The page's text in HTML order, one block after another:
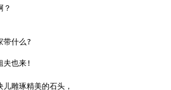
？
带什么?
夫也来!
雕琢精美的石头，